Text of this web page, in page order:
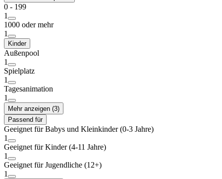
0 - 199
1
1000 oder mehr
1
Kinder
Außenpool
1
Spielplatz
1
Tagesanimation
1
Mehr anzeigen (3)
Passend für
Geeignet für Babys und Kleinkinder (0-3 Jahre)
1
Geeignet für Kinder (4-11 Jahre)
1
Geeignet für Jugendliche (12+)
1